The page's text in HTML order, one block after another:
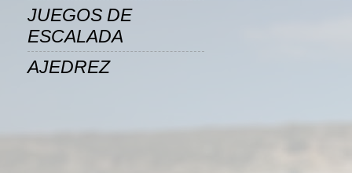
JUEGOS DE
ESCALADA
AJEDREZ